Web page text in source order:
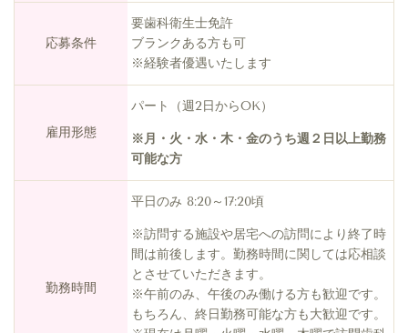
応募条件
要歯科衛生士免許
ブランクある方も可
※経験者優遇いたします
雇用形態
パート（週2日からOK）
※月・火・水・木・金のうち週２日以上勤務
可能な方
勤務時間
平日のみ 8:20～17:20頃
※訪問する施設や居宅への訪問により終了時
間は前後します。勤務時間に関しては応相談
とさせていただきます。
※午前のみ、午後のみ働ける方も歓迎です。
もちろん、終日勤務可能な方も大歓迎です。